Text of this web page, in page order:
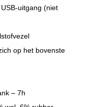
uitgang (niet
op het bovenste
– 7h